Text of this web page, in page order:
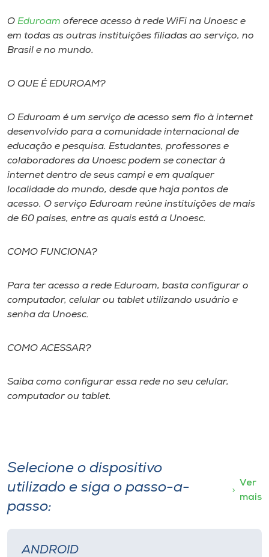
I.nova
CPA
Biblioteca
Editora
Unoesc
Selecione
o idioma
O Eduroam oferece acesso à rede WiFi na Unoesc e
em todas as outras instituições filiadas ao serviço, no
Brasil e no mundo.
O QUE É EDUROAM?
O Eduroam é um serviço de acesso sem fio à internet
desenvolvido para a comunidade internacional de
educação e pesquisa. Estudantes, professores e
colaboradores da Unoesc podem se conectar à
internet dentro de seus campi e em qualquer
localidade do mundo, desde que haja pontos de
acesso. O serviço Eduroam reúne instituições de mais
de 60 países, entre as quais está a Unoesc.
COMO FUNCIONA?
Para ter acesso a rede Eduroam, basta configurar o
computador, celular ou tablet utilizando usuário e
senha da Unoesc.
COMO ACESSAR?
Saiba como configurar essa rede no seu celular,
computador ou tablet.
Selecione o dispositivo
utilizado e siga o passo-a-
passo:
Ver
mais
ANDROID